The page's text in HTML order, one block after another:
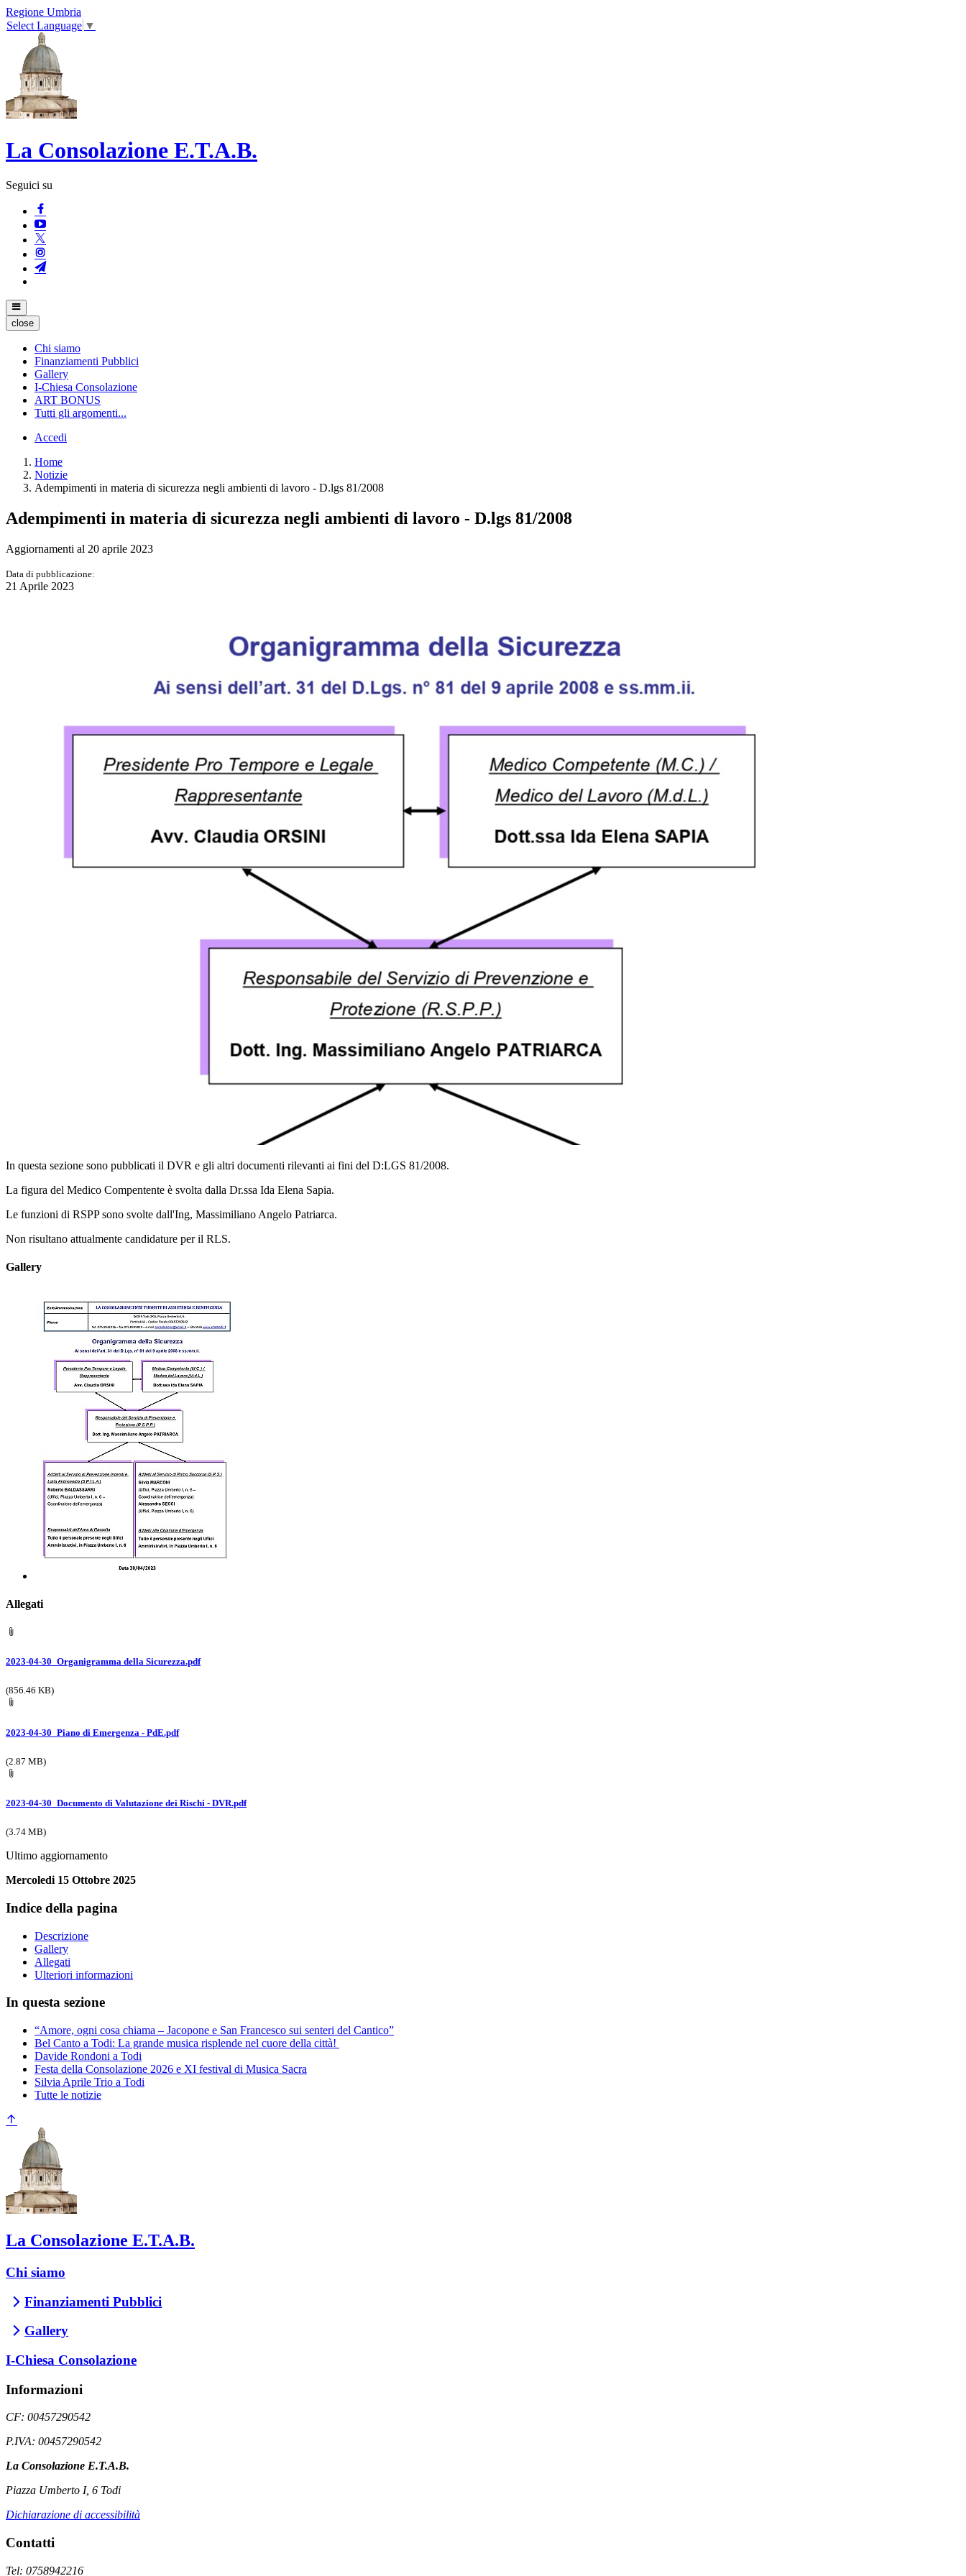
Regione Umbria
Select Language ▼
La Consolazione E.T.A.B.
Seguici su
close
Chi siamo
Finanziamenti Pubblici
Gallery
I-Chiesa Consolazione
ART BONUS
Tutti gli argomenti...
Accedi
Home
Notizie
Adempimenti in materia di sicurezza negli ambienti di lavoro - D.lgs 81/2008
Adempimenti in materia di sicurezza negli ambienti di lavoro - D.lgs 81/2008
Aggiornamenti al 20 aprile 2023
Data di pubblicazione:
21 Aprile 2023
In questa sezione sono pubblicati il DVR e gli altri documenti rilevanti ai fini del D:LGS 81/2008.
La figura del Medico Compentente è svolta dalla Dr.ssa Ida Elena Sapia.
Le funzioni di RSPP sono svolte dall'Ing, Massimiliano Angelo Patriarca.
Non risultano attualmente candidature per il RLS.
Gallery
Allegati
2023-04-30_Organigramma della Sicurezza.pdf
(856.46 KB)
2023-04-30_Piano di Emergenza - PdE.pdf
(2.87 MB)
2023-04-30_Documento di Valutazione dei Rischi - DVR.pdf
(3.74 MB)
Ultimo aggiornamento
Mercoledi 15 Ottobre 2025
Indice della pagina
Descrizione
Gallery
Allegati
Ulteriori informazioni
In questa sezione
“Amore, ogni cosa chiama – Jacopone e San Francesco sui senteri del Cantico”
Bel Canto a Todi: La grande musica risplende nel cuore della città!
Davide Rondoni a Todi
Festa della Consolazione 2026 e XI festival di Musica Sacra
Silvia Aprile Trio a Todi
Tutte le notizie
La Consolazione E.T.A.B.
Chi siamo
Finanziamenti Pubblici
Gallery
I-Chiesa Consolazione
Informazioni
CF: 00457290542
P.IVA: 00457290542
La Consolazione E.T.A.B.
Piazza Umberto I, 6 Todi
Dichiarazione di accessibilità
Contatti
Tel: 0758942216